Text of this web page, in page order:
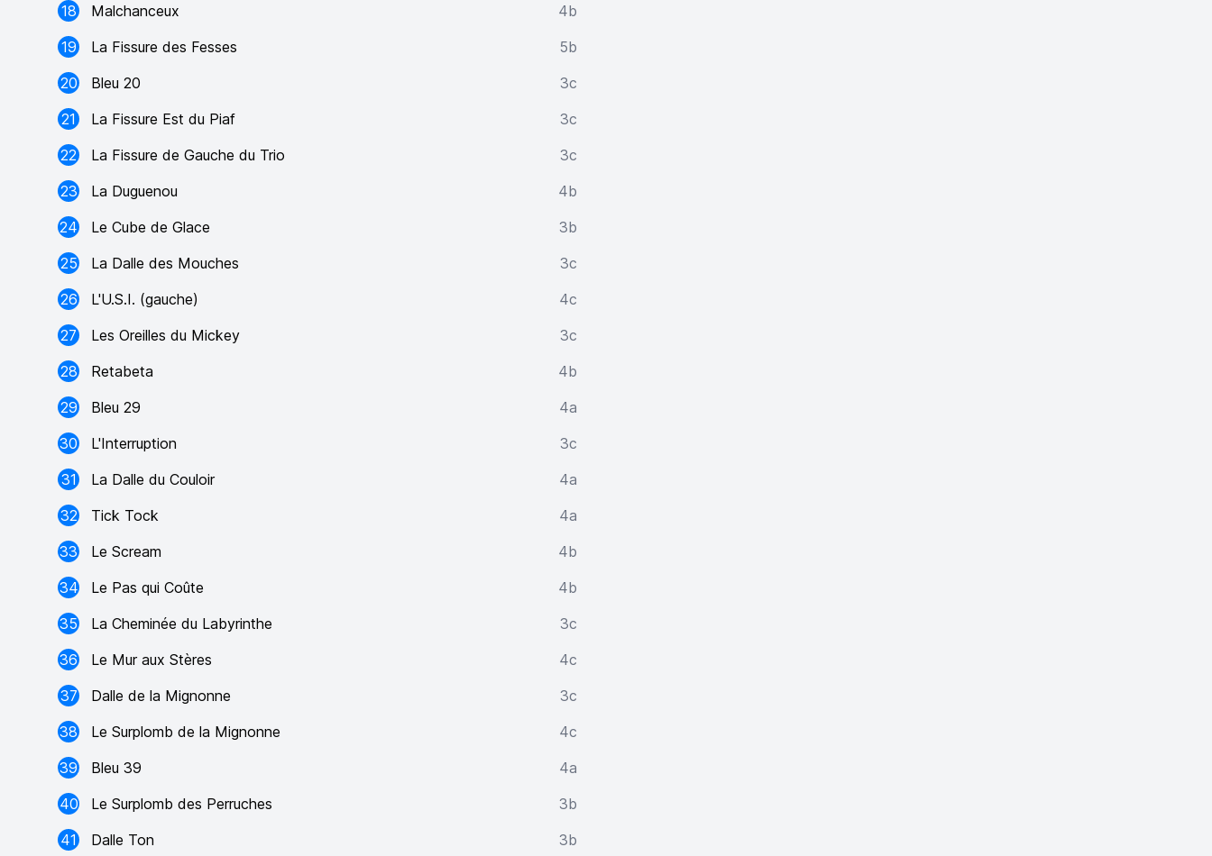
18
Malchanceux
4b
19
La Fissure des Fesses
5b
20
Bleu 20
3c
21
La Fissure Est du Piaf
3c
22
La Fissure de Gauche du Trio
3c
23
La Duguenou
4b
24
Le Cube de Glace
3b
25
La Dalle des Mouches
3c
26
L'U.S.I. (gauche)
4c
27
Les Oreilles du Mickey
3c
28
Retabeta
4b
29
Bleu 29
4a
30
L'Interruption
3c
31
La Dalle du Couloir
4a
32
Tick Tock
4a
33
Le Scream
4b
34
Le Pas qui Coûte
4b
35
La Cheminée du Labyrinthe
3c
36
Le Mur aux Stères
4c
37
Dalle de la Mignonne
3c
38
Le Surplomb de la Mignonne
4c
39
Bleu 39
4a
40
Le Surplomb des Perruches
3b
41
Dalle Ton
3b